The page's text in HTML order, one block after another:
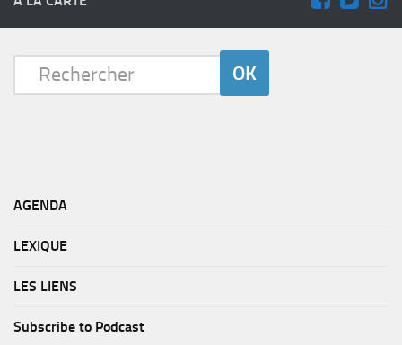
AGENDA
LEXIQUE
LES LIENS
Subscribe to Podcast